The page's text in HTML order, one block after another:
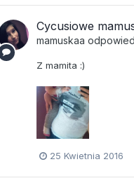
Cycusiowe
mamuskaa
Z mamita :)
25 Kwietnia 2016